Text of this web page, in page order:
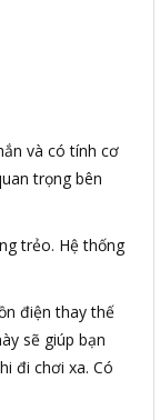
và có tính cơ
trọng bên
trẻo. Hệ thống
điện thay thế
sẽ giúp bạn
đi chơi xa. Có